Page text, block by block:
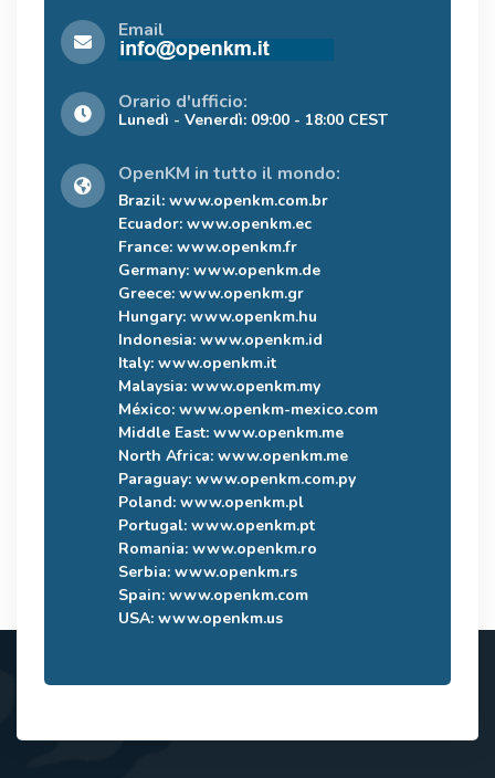
Email
Orario d'ufficio:
Lunedì - Venerdì: 09:00 - 18:00 CEST
OpenKM in tutto il mondo:
Brazil: www.openkm.com.br
Ecuador: www.openkm.ec
France: www.openkm.fr
Germany: www.openkm.de
Greece: www.openkm.gr
Hungary: www.openkm.hu
Indonesia: www.openkm.id
Italy: www.openkm.it
Malaysia: www.openkm.my
México: www.openkm-mexico.com
Middle East: www.openkm.me
North Africa: www.openkm.me
Paraguay: www.openkm.com.py
Poland: www.openkm.pl
Portugal: www.openkm.pt
Romania: www.openkm.ro
Serbia: www.openkm.rs
Spain: www.openkm.com
USA: www.openkm.us